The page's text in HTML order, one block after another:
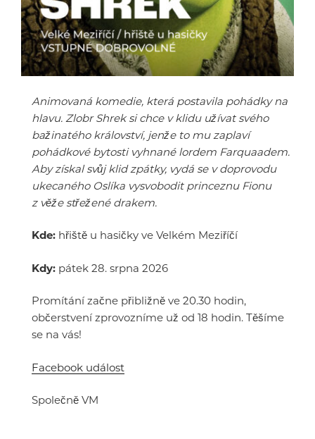
Animovaná komedie, která postavila pohádky na
hlavu. Zlobr Shrek si chce v klidu užívat svého
bažinatého království, jenže to mu zaplaví
pohádkové bytosti vyhnané lordem Farquaadem.
Aby získal svůj klid zpátky, vydá se v doprovodu
ukecaného Oslíka vysvobodit princeznu Fionu
z věže střežené drakem.
Kde: hřiště u hasičky ve Velkém Meziříčí
Kdy: pátek 28. srpna 2026
Promítání začne přibližně ve 20.30 hodin,
občerstvení zprovozníme už od 18 hodin. Těšíme
se na vás!
Facebook událost
Společně VM